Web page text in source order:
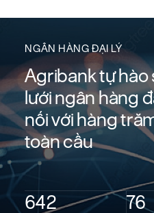
NGÂN HÀNG ĐẠI LÝ
Agribank tự hào
lưới ngân hàng
nối với hàng
toàn cầu
642 76